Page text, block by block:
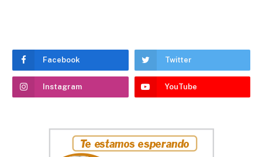
Facebook Twitter
Instagram YouTube